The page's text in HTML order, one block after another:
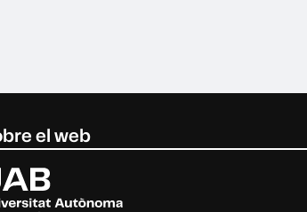
el web